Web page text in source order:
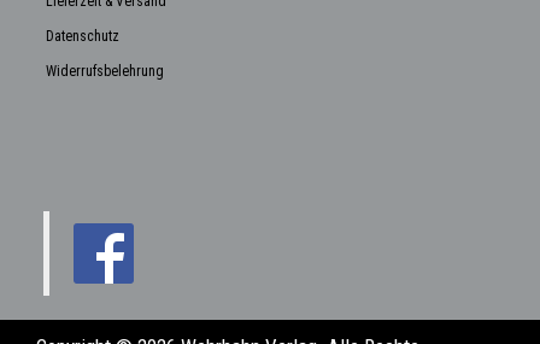
Datenschutz
Widerrufsbelehrung